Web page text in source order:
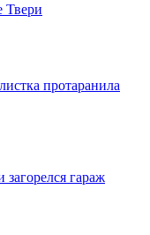
Твери
протаранила
загорелся гараж